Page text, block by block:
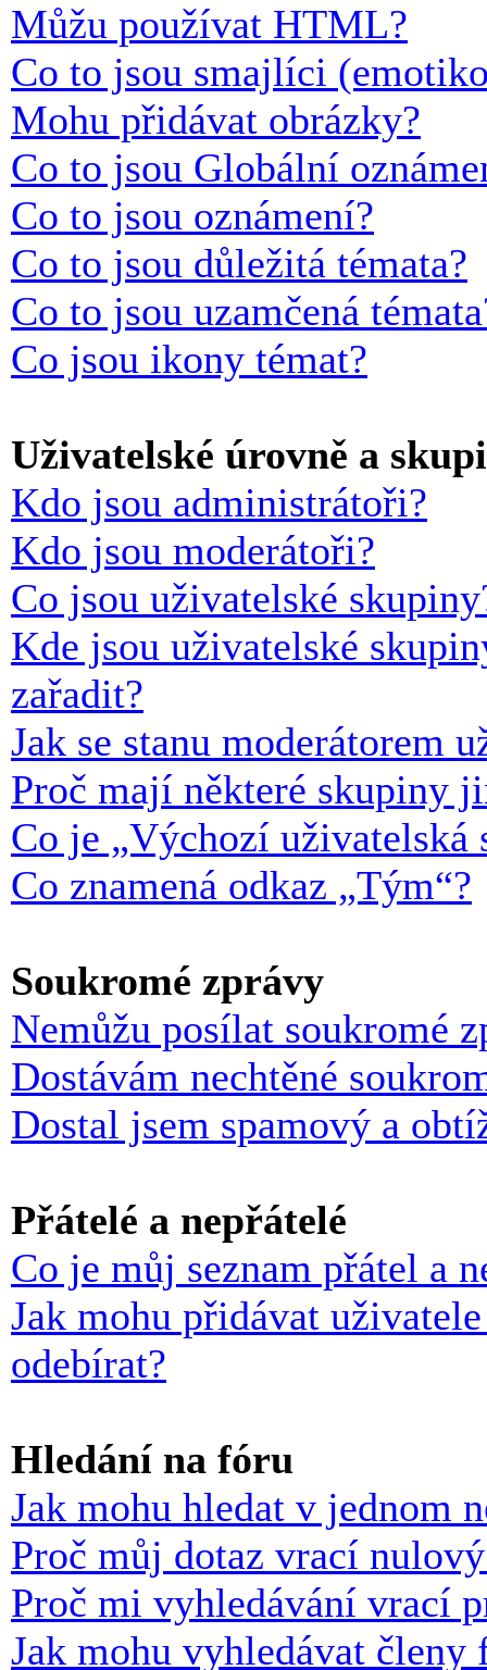
Můžu používat HTML?
Co to jsou smajlíci
Mohu přidávat obrázky?
Co to jsou Globální
Co to jsou oznámení?
Co to jsou důležitá témata?
Co to jsou uzamčená
Co jsou ikony témat?
Uživatelské úrovně a
Kdo jsou administrátoři?
Kdo jsou moderátoři?
Co jsou uživatelské
Kde jsou uživatelské
zařadit?
Jak se stanu moderátorem
Proč mají některé skupiny
Co je „Výchozí uživatelská
Co znamená odkaz „Tým“?
Soukromé zprávy
Nemůžu posílat soukromé
Dostávám nechtěné
Dostal jsem spamový a
Přátelé a nepřátelé
Co je můj seznam přátel a
Jak mohu přidávat
odebírat?
Hledání na fóru
Jak mohu hledat v jednom
Proč můj dotaz vrací
Proč mi vyhledávání vrací
Jak mohu vyhledávat členy